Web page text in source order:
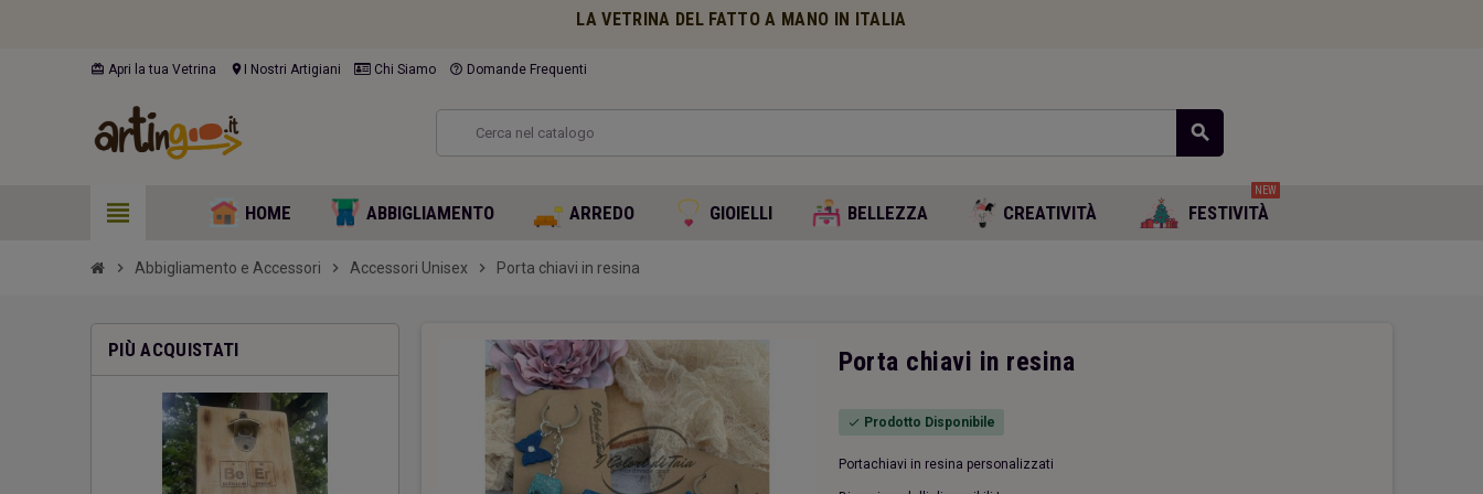
LA VETRINA DEL FATTO A MANO IN ITALIA
card_giftcard Apri la tua Vetrina location_on I Nostri Artigiani Chi Siamo help_outline Domande Frequenti
search
view_headline HOME ABBIGLIAMENTO ARREDO GIOIELLI BELLEZZA CREATIVITÀ FESTIVITÀ
NEW
chevron_right Abbigliamento e Accessori chevron_right Accessori Unisex chevron_right Porta chiavi in resina
PIÙ ACQUISTATI Porta chiavi in resina
check Prodotto Disponibile
Portachiavi in resina personalizzati